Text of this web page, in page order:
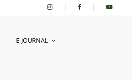
E-JOURNAL